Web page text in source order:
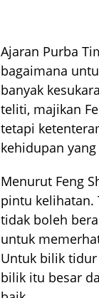
Ajaran Purba
bagaimana
banyak
teliti, majikan
tetapi
kehidupan
Menurut Feng
pintu kelihatan.
tidak boleh
untuk
Untuk bilik
bilik itu besar